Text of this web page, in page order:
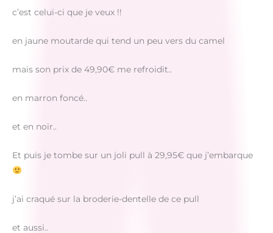
c’est celui-ci que je veux !!
en jaune moutarde qui tend un peu vers du camel
mais son prix de 49,90€ me refroidit..
en marron foncé..
et en noir..
Et puis je tombe sur un joli pull à 29,95€ que j’embarque
j’ai craqué sur la broderie-dentelle de ce pull
et aussi..